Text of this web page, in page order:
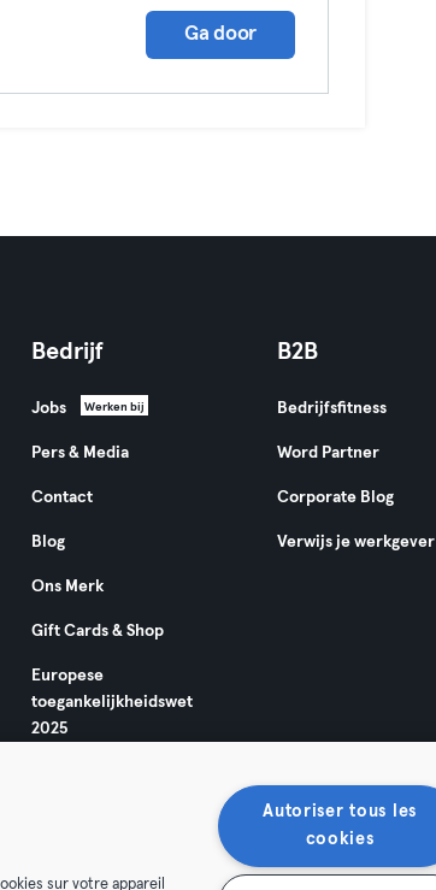
Ga door
Bedrijf
Jobs Werken bij
Pers & Media
Contact
Blog
Ons Merk
Gift Cards & Shop
Europese
toegankelijkheidswet
2025
B2B
Bedrijfsfitness
Word Partner
Corporate Blog
Verwijs je werkgever
sur votre appareil
Autoriser tous les
cookies